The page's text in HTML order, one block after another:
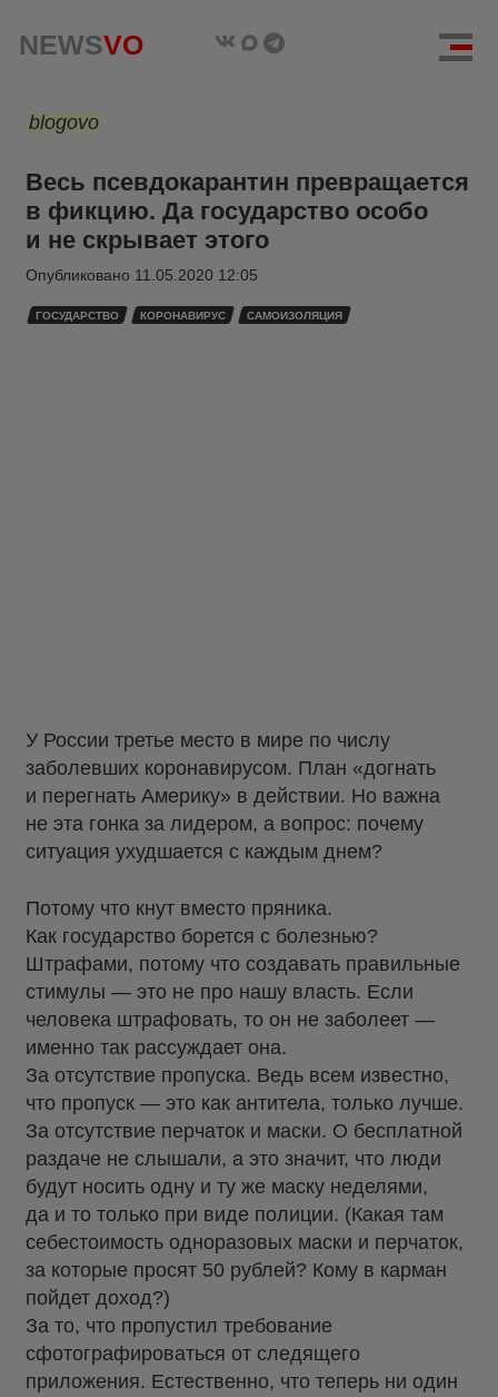
NEWSVO
blogovo
Весь псевдокарантин превращается
в фикцию. Да государство особо
и не скрывает этого
Опубликовано 11.05.2020 12:05
ГОСУДАРСТВО КОРОНАВИРУС САМОИЗОЛЯЦИЯ
У России третье место в мире по числу
заболевших коронавирусом. План «догнать
и перегнать Америку» в действии. Но важна
не эта гонка за лидером, а вопрос: почему
ситуация ухудшается с каждым днем?
Потому что кнут вместо пряника.
Как государство борется с болезнью?
Штрафами, потому что создавать правильные
стимулы — это не про нашу власть. Если
человека штрафовать, то он не заболеет —
именно так рассуждает она.
За отсутствие пропуска. Ведь всем известно,
что пропуск — это как антитела, только лучше.
За отсутствие перчаток и маски. О бесплатной
раздаче не слышали, а это значит, что люди
будут носить одну и ту же маску неделями,
да и то только при виде полиции. (Какая там
себестоимость одноразовых маски и перчаток,
за которые просят 50 рублей? Кому в карман
пойдет доход?)
За то, что пропустил требование
сфотографироваться от следящего
приложения. Естественно, что теперь ни один